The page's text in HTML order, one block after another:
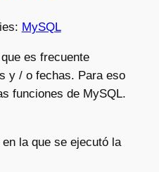
MySQL
es frecuente
y / o fechas. Para eso
funciones de MySQL.
la que se ejecutó la